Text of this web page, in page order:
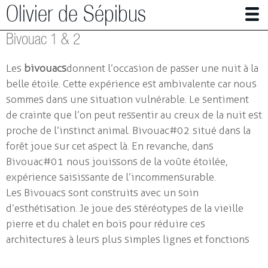
Olivier de Sépibus
Photographe | Plasticien
Alpes en mutation
Panser (avec) les abeilles
Autres travaux en photographie
Installations
Petites architectures
Immersion
La chambre rouge
Place of birth
Bivouac 1 & 2
Les bivouacsdonnent l’occasion de passer une nuit à la
belle étoile. Cette expérience est ambivalente car nous
sommes dans une situation vulnérable. Le sentiment
de crainte que l’on peut ressentir au creux de la nuit est
proche de l’instinct animal. Bivouac#02 situé dans la
forêt joue sur cet aspect là. En revanche, dans
Bivouac#01 nous jouissons de la voûte étoilée,
expérience saisissante de l’incommensurable.
Les Bivouacs sont construits avec un soin
d’esthétisation. Je joue des stéréotypes de la vieille
pierre et du chalet en bois pour réduire ces
architectures à leurs plus simples lignes et fonctions